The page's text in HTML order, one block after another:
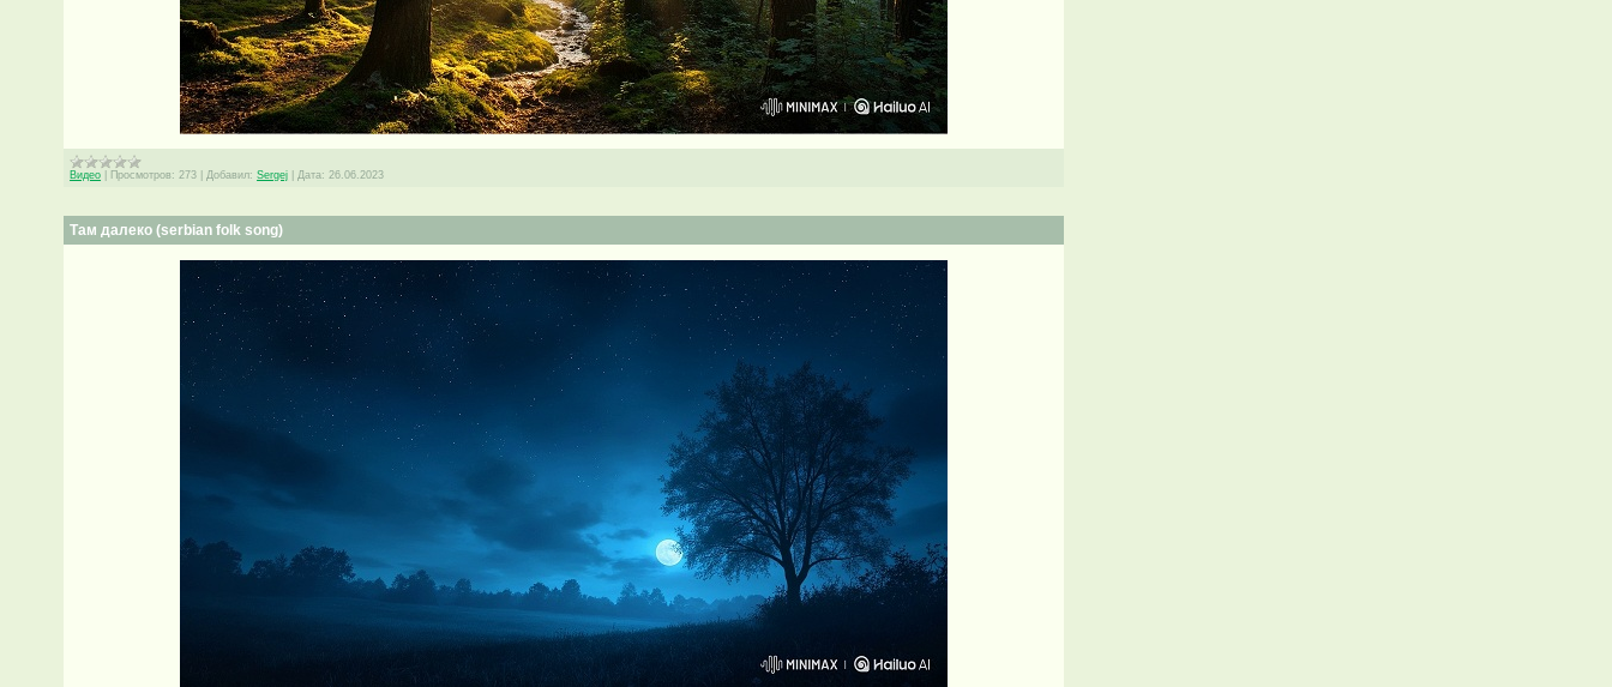
Видео Просмотров: 273 |Добавил: Sergej |Дата: 26.06.2023
Там далеко (serbian folk song)